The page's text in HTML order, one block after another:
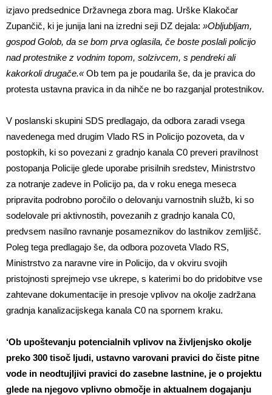
izjavo predsednice Državnega zbora mag. Urške Klakočar
Zupančič, ki je junija lani na izredni seji DZ dejala: »Obljubljam,
gospod Golob, da se bom prva oglasila, če boste poslali policijo
nad protestnike z vodnim topom, solzivcem, s pendreki ali
kakorkoli drugače.«Ob tem pa je poudarila še, da je pravica do
protesta ustavna pravica in da nihče ne bo razganjal protestnikov.
V poslanski skupini SDS predlagajo, da odbora zaradi vsega
navedenega med drugim Vlado RS in Policijo pozoveta, da v
postopkih, ki so povezani z gradnjo kanala C0 preveri pravilnost
postopanja Policije glede uporabe prisilnih sredstev, Ministrstvo
za notranje zadeve in Policijo pa, da v roku enega meseca
pripravita podrobno poročilo o delovanju varnostnih služb, ki so
sodelovale pri aktivnostih, povezanih z gradnjo kanala C0,
predvsem nasilno ravnanje posameznikov do lastnikov zemljišč.
Poleg tega predlagajo še, da odbora pozoveta Vlado RS,
Ministrstvo za naravne vire in Policijo, da v okviru svojih
pristojnosti sprejmejo vse ukrepe, s katerimi bo do pridobitve vse
zahtevane dokumentacije in presoje vplivov na okolje zadržana
gradnja kanalizacijskega kanala C0 na spornem kraku.
‘Ob upoštevanju potencialnih vplivov na življenjsko okolje
preko 300 tisoč ljudi, ustavno varovani pravici do čiste pitne
vode in neodtujljivi pravici do zasebne lastnine, je o projektu
glede na njegovo vplivno območje in aktualnem dogajanju